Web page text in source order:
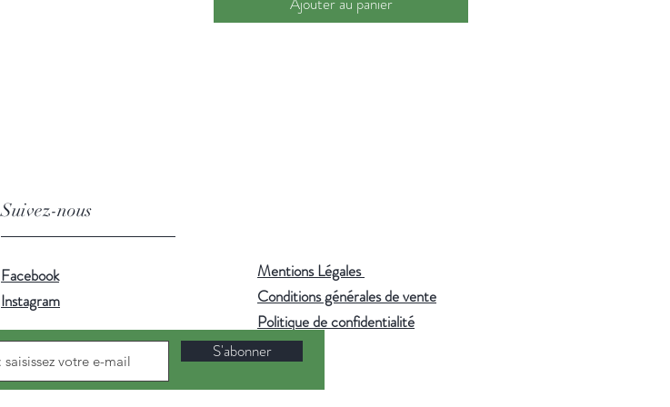
Mentions Légales
Conditions générales de vente
Politique de confidentialité
S'abonner
Suivez-nous
Facebook
Instagram